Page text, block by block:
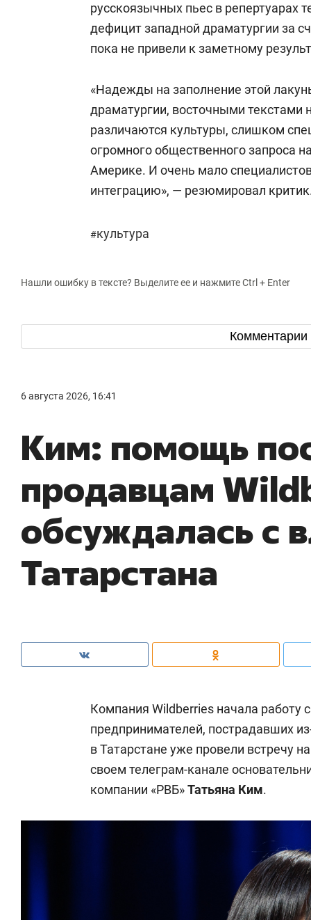
русскоязычных пьес в репертуарах
дефицит западной драматургии за
пока не привели к заметному
«Надежды на заполнение этой
драматургии, восточными
различаются культуры, слишком
огромного общественного запроса
Америке. И очень мало
интеграцию», — резюмировал
#культура
Нашли ошибку в тексте? Выделите ее и нажмите Ctrl + Enter
Комментарии
6 августа 2026, 16:41
Ким: помощь
продавцам
обсуждалась с
Татарстана
Компания Wildberries начала работу
предпринимателей, пострадавших
в Татарстане уже провели встречу
своем телеграм-канале
компании «РВБ»Татьяна Ким.